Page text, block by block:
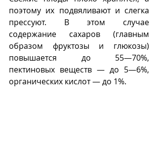
поэтому их подвяливают и слегка
прессуют. В этом случае
содержание сахаров (главным
образом фруктозы и глюкозы)
повышается до 55—70%,
пектиновых веществ — до 5—6%,
органических кислот — до 1%.